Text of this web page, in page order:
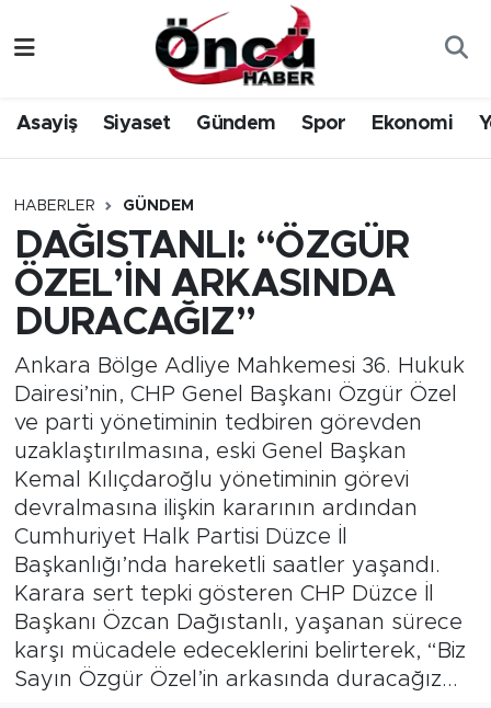
Asayiş Siyaset Gündem Spor Ekonomi
HABERLER GÜNDEM
DAĞISTANLI: “ÖZGÜR
ÖZEL’İN ARKASINDA
DURACAĞIZ”
Ankara Bölge Adliye Mahkemesi 36. Hukuk
Dairesi’nin, CHP Genel Başkanı Özgür Özel
ve parti yönetiminin tedbiren görevden
uzaklaştırılmasına, eski Genel Başkan
Kemal Kılıçdaroğlu yönetiminin görevi
devralmasına ilişkin kararının ardından
Cumhuriyet Halk Partisi Düzce İl
Başkanlığı’nda hareketli saatler yaşandı.
Karara sert tepki gösteren CHP Düzce İl
Başkanı Özcan Dağıstanlı, yaşanan sürece
karşı mücadele edeceklerini belirterek, “Biz
Sayın Özgür Özel’in arkasında duracağız...
Gündem
Sağlık & Çevre
Spor
Siyaset
Yerel Haber
Öncü Radyo Dinle
Öncü TV İzle
Düzce Nöbetçi Eczaneler
Düzce Hava Durumu
Düzce Namaz Vakitleri
Düzce Trafik Yoğunluk Haritası
Süper Lig Puan Durumu ve Fikstür
Tüm Manşetler
Son Dakika Haberleri
Haber Arşivi